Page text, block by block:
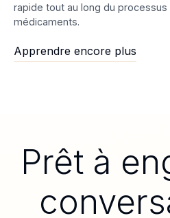
rapide tout au long du
médicaments.
Apprendre encore plus
Prêt à